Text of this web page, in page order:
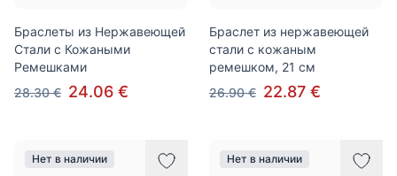
Браслеты из Нержавеющей
Стали с Кожаными
Ремешками
28.30 € 24.06 €
Браслет из нержавеющей
стали с кожаным
ремешком, 21 см
26.90 € 22.87 €
Нет в наличии Нет в наличии